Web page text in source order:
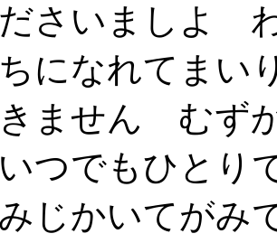
さいましよ
になれてまい
ません むず
つでもひと
じかいてがみ